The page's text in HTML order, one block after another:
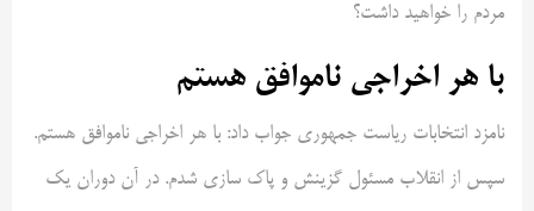
مردم را خواهید داشت؟
با هر اخراجی ناموافق هستم
نامزد انتخابات ریاست جمهوری جواب داد: با هر اخراجی ناموافق هستم.
سپس از انقلاب مسئول گزینش و پاک سازی شدم. در آن دوران یک